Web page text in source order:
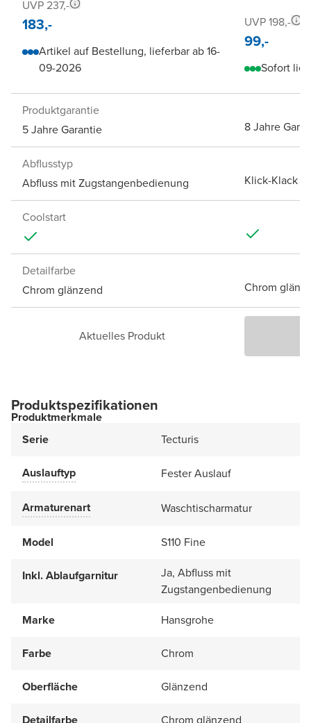
UVP 237,-
183,-
Artikel auf Bestellung, lieferbar ab 16-
09-2026
UVP 198,-
99,-
Sofort
Produktgarantie
5 Jahre Garantie
8 Jahre
Abflusstyp
Abfluss mit Zugstangenbedienung
Klick-Klack
Coolstart
Detailfarbe
Chrom glänzend
Chrom
Aktuelles Produkt
Produktspezifikationen
Produktmerkmale
Serie
Tecturis
Auslauftyp Fester Auslauf
Armaturenart Waschtischarmatur
Model S110 Fine
Inkl. Ablaufgarnitur
Ja, Abfluss mit
Zugstangenbedienung
Marke
Hansgrohe
Farbe Chrom
Oberfläche Glänzend